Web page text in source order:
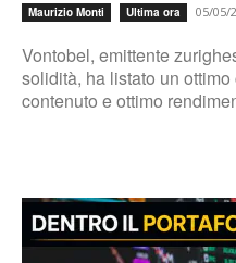
Maurizio Monti Ultima ora 05/05/
Vontobel, emittente
solidità, ha listato un
contenuto e ottimo